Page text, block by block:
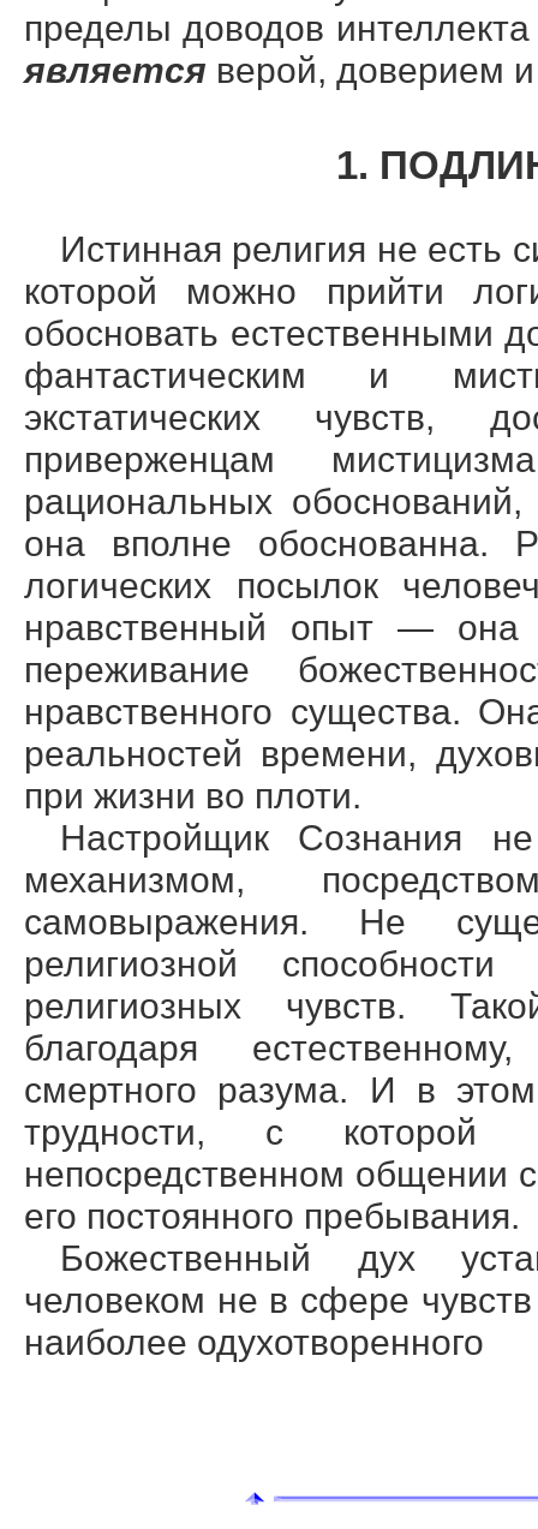
пределы доводов
является верой, доверием
1.
Истинная религия не есть
которой можно прийти
обосновать естественными
фантастическим и
экстатических чувств,
приверженцам
рациональных
она вполне обоснованна.
логических посылок
нравственный опыт — она
переживание
нравственного существа.
реальностей времени,
при жизни во плоти.
Настройщик Сознания
механизмом,
самовыражения. Не
религиозной
религиозных чувств.
благодаря
смертного разума. И в
трудности, с которой
непосредственном
его постоянного пребывания.
Божественный дух
человеком не в сфере
наиболее одухотворенного